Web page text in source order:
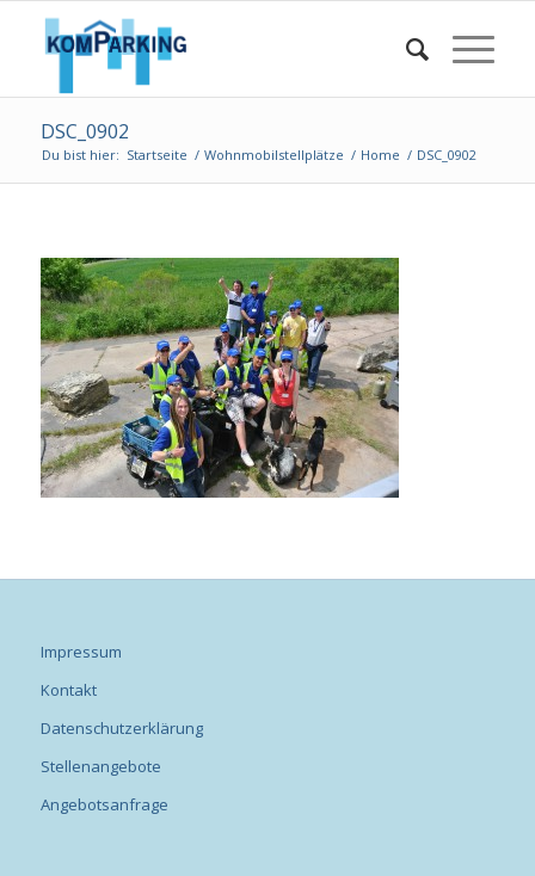
DSC_0902
Du bist hier: Startseite / Wohnmobilstellplätze / Home / DSC_0902
Impressum
Kontakt
Datenschutzerklärung
Stellenangebote
Angebotsanfrage